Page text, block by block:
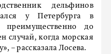
дельфинов
у Петербурга в
до
случай, когда морская
– рассказала Лосева.